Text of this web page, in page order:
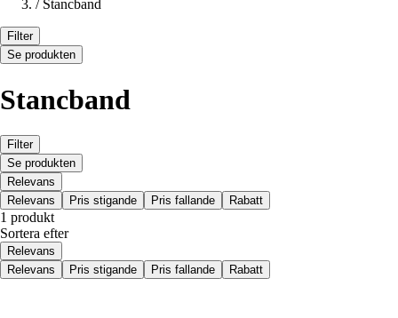
/ Stancband
Filter
Se produkten
Stancband
Filter
Se produkten
Relevans
Relevans
Pris stigande Pris fallande Rabatt
1 produkt
Sortera efter
Relevans
Relevans
Pris stigande Pris fallande Rabatt